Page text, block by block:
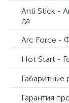
Anti Stick -
да
Arc Force -
Hot Start -
Габаритные
Гарантия